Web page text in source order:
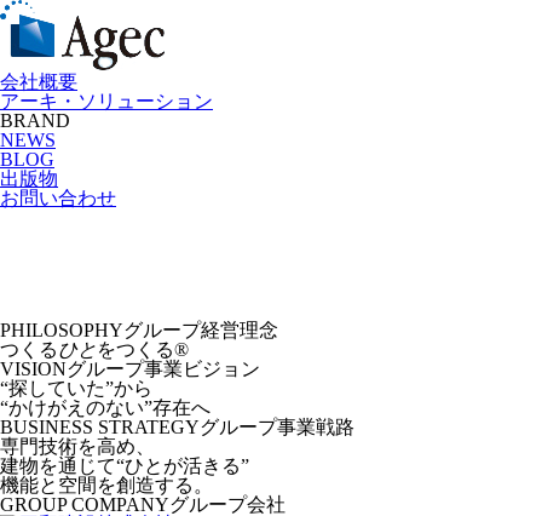
会社概要
アーキ・ソリューション
BRAND
NEWS
BLOG
出版物
お問い合わせ
PHILOSOPHYグループ経営理念
つくるひとをつくる®︎
VISIONグループ事業ビジョン
“探していた”から
“かけがえのない”存在へ
BUSINESS STRATEGYグループ事業戦路
専門技術を高め、
建物を通じて“ひとが活きる”
機能と空間を創造する。
GROUP COMPANYグループ会社